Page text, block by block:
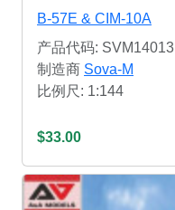
B-57E & CIM-10A
产品代码: SVM14013
制造商 Sova-M
比例尺: 1:144
$33.00